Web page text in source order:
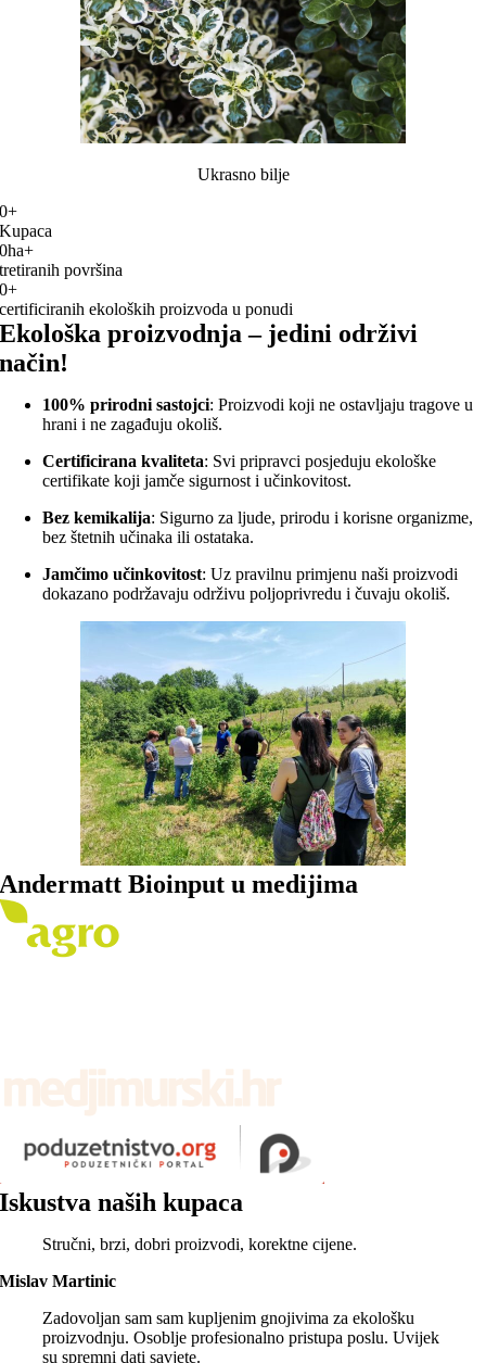
Ukrasno bilje
0+
Kupaca
0ha+
tretiranih površina
0+
certificiranih ekoloških proizvoda u ponudi
Ekološka proizvodnja – jedini održivi
način!
100% prirodni sastojci: Proizvodi koji ne ostavljaju tragove u
hrani i ne zagađuju okoliš.
Certificirana kvaliteta: Svi pripravci posjeduju ekološke
certifikate koji jamče sigurnost i učinkovitost.
Bez kemikalija: Sigurno za ljude, prirodu i korisne organizme,
bez štetnih učinaka ili ostataka.
Jamčimo učinkovitost: Uz pravilnu primjenu naši proizvodi
dokazano podržavaju održivu poljoprivredu i čuvaju okoliš.
Andermatt Bioinput u medijima
Iskustva naših kupaca
Stručni, brzi, dobri proizvodi, korektne cijene.
Mislav Martinic
Zadovoljan sam sam kupljenim gnojivima za ekološku
proizvodnju. Osoblje profesionalno pristupa poslu. Uvijek
su spremni dati savjete.